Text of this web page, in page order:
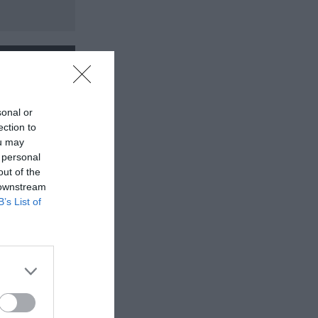
or
to
may
of the
List of
Άρης